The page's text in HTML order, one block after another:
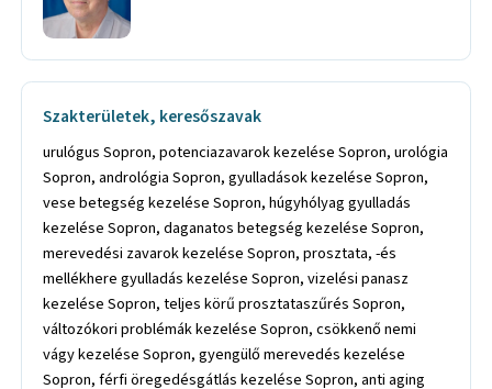
Szakterületek, keresőszavak
urulógus Sopron, potenciazavarok kezelése Sopron, urológia
Sopron, andrológia Sopron, gyulladások kezelése Sopron,
vese betegség kezelése Sopron, húgyhólyag gyulladás
kezelése Sopron, daganatos betegség kezelése Sopron,
merevedési zavarok kezelése Sopron, prosztata, -és
mellékhere gyulladás kezelése Sopron, vizelési panasz
kezelése Sopron, teljes körű prosztataszűrés Sopron,
változókori problémák kezelése Sopron, csökkenő nemi
vágy kezelése Sopron, gyengülő merevedés kezelése
Sopron, férfi öregedésgátlás kezelése Sopron, anti aging